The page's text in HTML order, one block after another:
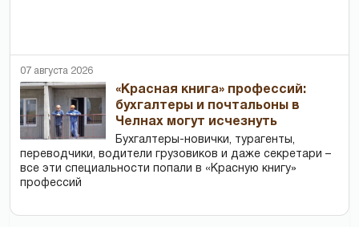
07 августа 2026
«Красная книга» профессий:
бухгалтеры и почтальоны в
Челнах могут исчезнуть
Бухгалтеры-новички, тур­агенты,
переводчики, водители грузовиков и даже секретари –
все эти специальности попали в «Красную книгу»
профессий